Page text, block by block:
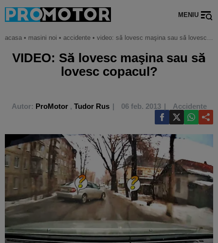
MENIU
acasa • masini noi • accidente • video: să lovesc maşina sau să lovesc copacul?
VIDEO: Să lovesc maşina sau să
lovesc copacul?
Autor: ProMotor, Tudor Rus 06 feb. 2013 Accidente